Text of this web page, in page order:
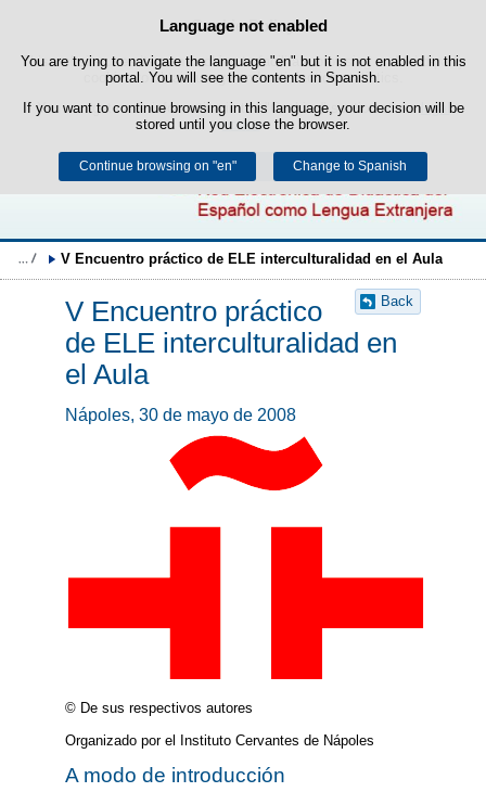
Cookie Policy
This website uses its own cookies to facilitate browsing and third-party
cookies to obtain usage and satisfaction statistics.
You can get more information in the "Cookies" section of ourlegal
notice.
Accept Reject
Language not enabled
You are trying to navigate the language "en" but it is not enabled in this
portal. You will see the contents in Spanish.
If you want to continue browsing in this language, your decision will be
stored until you close the browser.
Continue browsing on "en" Change to Spanish
Skip to content
V Encuentro práctico de ELE interculturalidad en el Aula
Back
V Encuentro práctico
de ELE interculturalidad en
el Aula
Nápoles, 30 de mayo de 2008
© De sus respectivos autores
Organizado por el Instituto Cervantes de Nápoles
A modo de introducción